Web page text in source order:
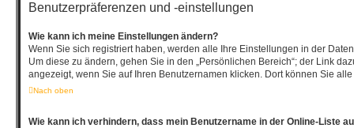
Benutzerpräferenzen und -einstellungen
Wie kann ich meine Einstellungen ändern?
Wenn Sie sich registriert haben, werden alle Ihre Einstellungen in der
Um diese zu ändern, gehen Sie in den „Persönlichen Bereich“; der Link
angezeigt, wenn Sie auf Ihren Benutzernamen klicken. Dort können Sie
Nach oben
Wie kann ich verhindern, dass mein Benutzername in der Online-Liste